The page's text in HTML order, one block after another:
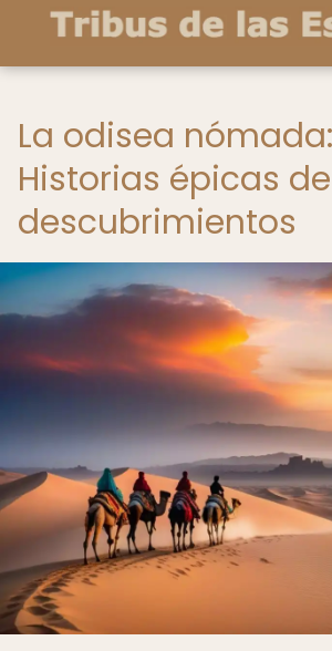
La odisea nómada:
Historias épicas
descubrimientos